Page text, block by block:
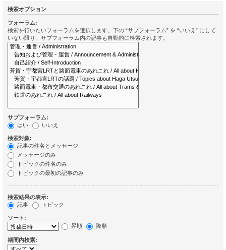
検索オプション
フォーラム:
検索を行いたいフォーラムを選択します。下の “サブフォーラム” を “いいえ” にして
いない限り、サブフォーラム内の記事も自動的に検索されます。
サブフォーラム:
はい
いいえ
検索対象:
記事の件名とメッセージ
メッセージのみ
トピックの件名のみ
トピックの最初の記事のみ
検索結果の表示:
記事
トピック
ソート:
昇順
降順
期間内検索: